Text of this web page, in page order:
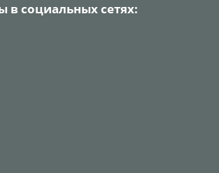
в социальных сетях: